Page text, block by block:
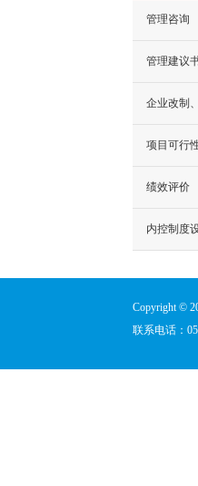
管理咨询
管理建议
企业改制
项目可行
绩效评价
内控制度
Copyright ©
联系电话：